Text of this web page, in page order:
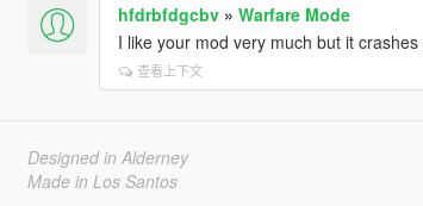
hfdrbfdgcbv» Warfare Mode
I like your mod very much but it
查看上下文
Designed in Alderney
Made in Los Santos